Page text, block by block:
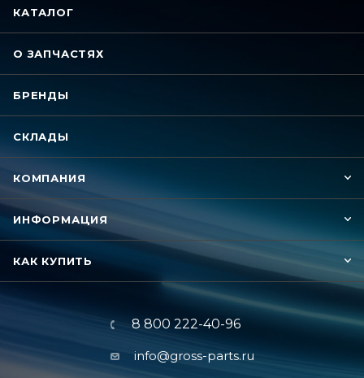
КАТАЛОГ
О ЗАПЧАСТЯХ
БРЕНДЫ
СКЛАДЫ
КОМПАНИЯ
ИНФОРМАЦИЯ
КАК КУПИТЬ
8 800 222-40-96
info@gross-parts.ru